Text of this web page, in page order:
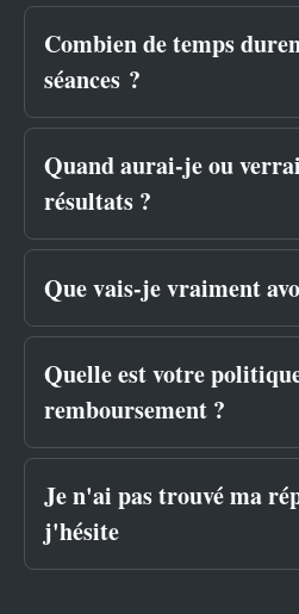
Combien de temps
séances ?
Quand aurai-je ou
résultats ?
Que vais-je vraiment
Quelle est votre
remboursement ?
Je n'ai pas trouvé ma
j'hésite